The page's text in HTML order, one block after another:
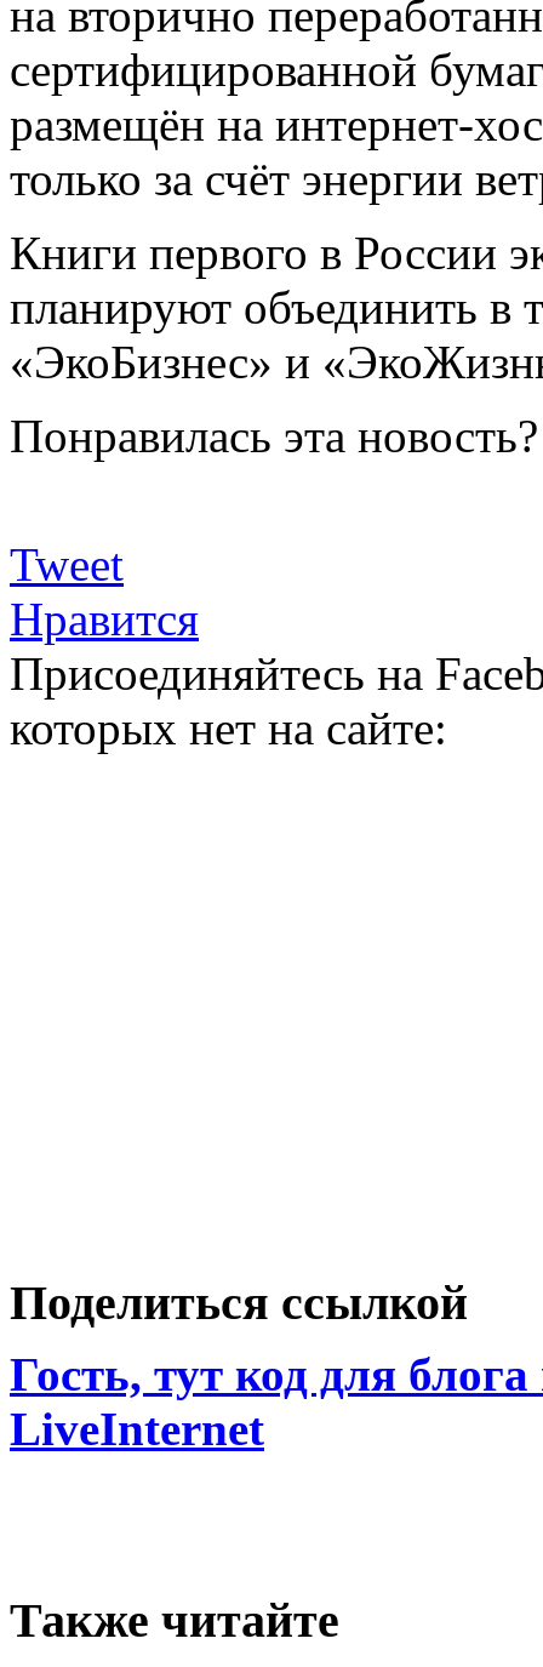
на вторично
сертифицированной
размещён на интернет-
только за счёт энергии
Книги первого в России
планируют объединить в
«ЭкоБизнес» и
Понравилась эта
Tweet
Нравится
Присоединяйтесь на
которых нет на сайте:
Поделиться ссылкой
Гость, тут код для
LiveInternet
Также читайте